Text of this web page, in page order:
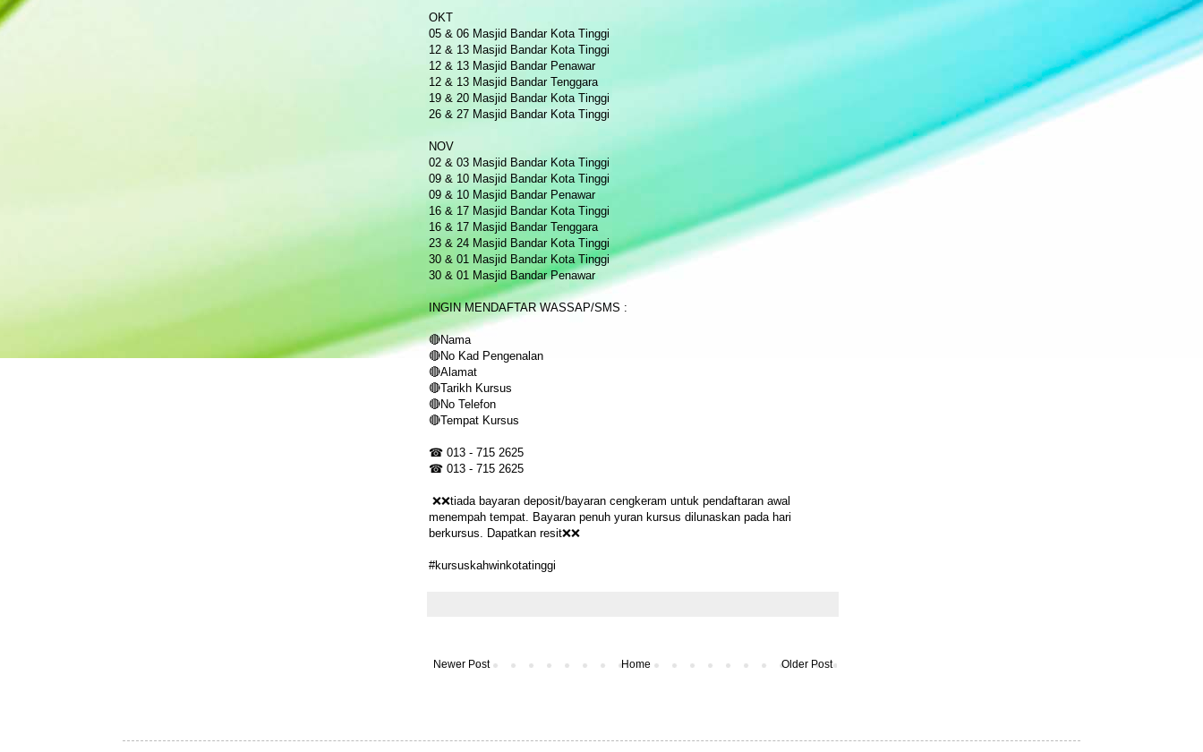
OKT
05 & 06 Masjid Bandar Kota Tinggi
12 & 13 Masjid Bandar Kota Tinggi
12 & 13 Masjid Bandar Penawar
12 & 13 Masjid Bandar Tenggara
19 & 20 Masjid Bandar Kota Tinggi
26 & 27 Masjid Bandar Kota Tinggi
NOV
02 & 03 Masjid Bandar Kota Tinggi
09 & 10 Masjid Bandar Kota Tinggi
09 & 10 Masjid Bandar Penawar
16 & 17 Masjid Bandar Kota Tinggi
16 & 17 Masjid Bandar Tenggara
23 & 24 Masjid Bandar Kota Tinggi
30 & 01 Masjid Bandar Kota Tinggi
30 & 01 Masjid Bandar Penawar
INGIN MENDAFTAR WASSAP/SMS :
🔴Nama
🔴No Kad Pengenalan
🔴Alamat
🔴Tarikh Kursus
🔴No Telefon
🔴Tempat Kursus
☎ 013 - 715 2625
☎ 013 - 715 2625
❌❌tiada bayaran deposit/bayaran cengkeram untuk pendaftaran awal
menempah tempat. Bayaran penuh yuran kursus dilunaskan pada hari
berkursus. Dapatkan resit❌❌
#kursuskahwinkotatinggi
Newer Post Older Post
Home